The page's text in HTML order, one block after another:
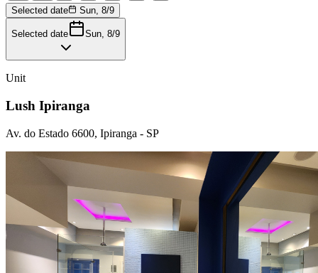
Selected date
Sun, 8/9
Selected date Sun, 8/9
Unit
Lush Ipiranga
Av. do Estado 6600, Ipiranga - SP